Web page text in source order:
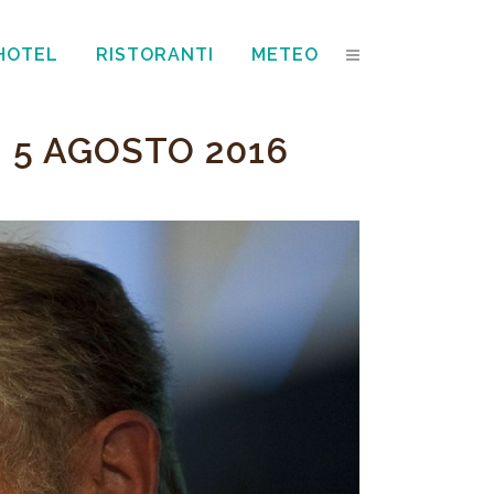
RISTORANTI METEO
AGOSTO 2016